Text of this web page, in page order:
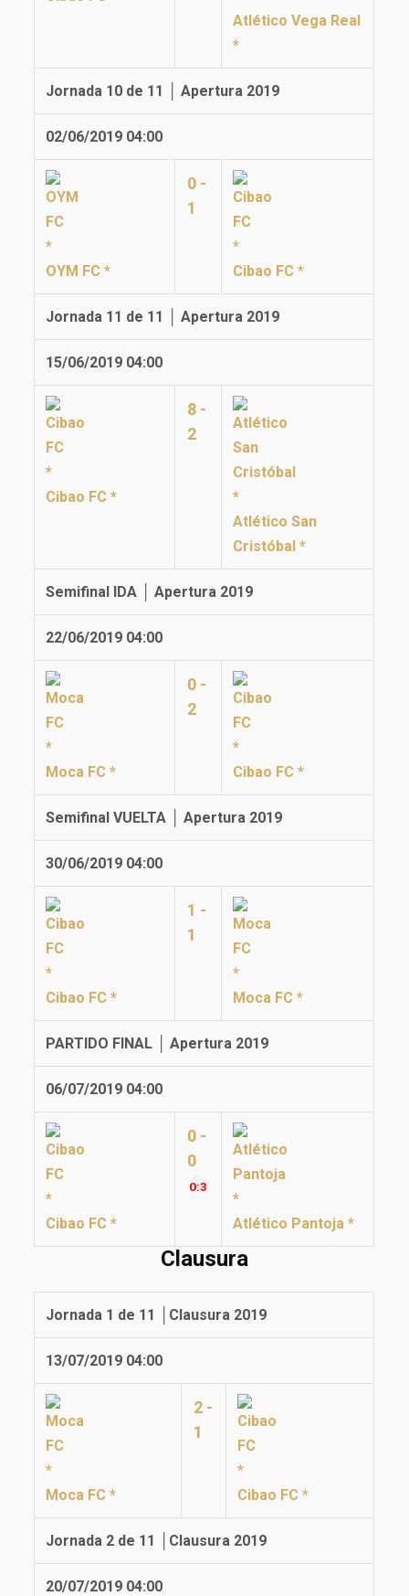
Atlético Vega Real
*
Jornada 10 de 11 │ Apertura 2019
02/06/2019 04:00
OYM FC *
0 -
1
Cibao FC *
Jornada 11 de 11 │ Apertura 2019
15/06/2019 04:00
Cibao FC *
8 -
2
Atlético San
Cristóbal *
Semifinal IDA │ Apertura 2019
22/06/2019 04:00
Moca FC *
0 -
2
Cibao FC *
Semifinal VUELTA │ Apertura 2019
30/06/2019 04:00
Cibao FC *
1 -
1
Moca FC *
PARTIDO FINAL │ Apertura 2019
06/07/2019 04:00
Cibao FC *
0 -
0
0:3
Atlético Pantoja *
Clausura
Jornada 1 de 11 │Clausura 2019
13/07/2019 04:00
Moca FC *
2 -
1
Cibao FC *
Jornada 2 de 11 │Clausura 2019
20/07/2019 04:00